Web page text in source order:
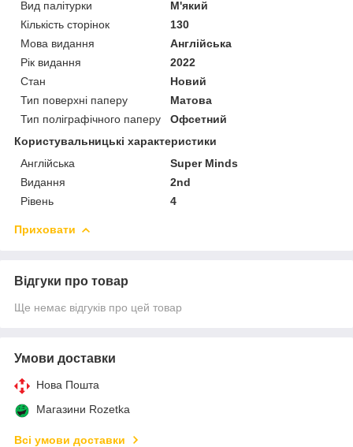
Вид палітурки
М'який
Кількість сторінок
130
Мова видання
Англійська
Рік видання
2022
Стан
Новий
Тип поверхні паперу
Матова
Тип поліграфічного паперу
Офсетний
Користувальницькі характеристики
Англійська
Super Minds
Видання
2nd
Рівень
4
Приховати
Відгуки про товар
Ще немає відгуків про цей товар
Умови доставки
Нова Пошта
Магазини Rozetka
Всі умови доставки